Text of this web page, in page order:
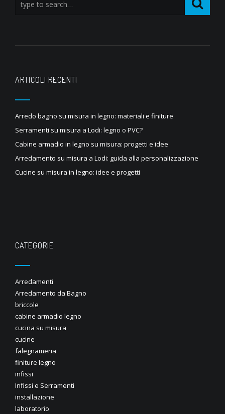
ARTICOLI RECENTI
Arredo bagno su misura in legno: materiali e finiture
Serramenti su misura a Lodi: legno o PVC?
Cabine armadio in legno su misura: progetti e idee
Arredamento su misura a Lodi: guida alla personalizzazione
Cucine su misura in legno: idee e progetti
CATEGORIE
Arredamenti
Arredamento da Bagno
briccole
cabine armadio legno
cucina su misura
cucine
falegnameria
finiture legno
infissi
Infissi e Serramenti
installazione
laboratorio